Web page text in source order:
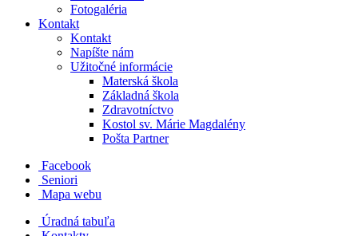
Fotogaléria
Kontakt
Kontakt
Napíšte nám
Užitočné informácie
Materská škola
Základná škola
Zdravotníctvo
Kostol sv. Márie Magdalény
Pošta Partner
Facebook
Seniori
Mapa webu
Úradná tabuľa